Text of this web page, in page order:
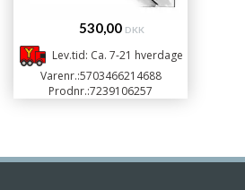
530,00 DKK
Lev.tid: Ca. 7-21 hverdage
Varenr.:5703466214688
Prodnr.:7239106257